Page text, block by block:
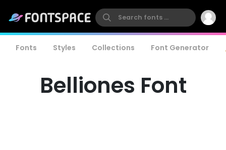
Fonts Styles Collections Font Generator
Belliones Font